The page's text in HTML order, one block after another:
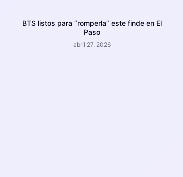
BTS listos para “romperla” este finde en El
Paso
abril 27, 2026